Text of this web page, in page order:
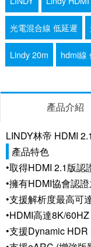
光電混合線 低延遲
Lindy 20m hdmi線
產品介紹
LINDY林帝 HDMI
產品特色
•取得HDMI 2.1版認
•擁有HDMI協會認
•支援解析度最高可
•HDMI高達8K/
•支援Dynamic